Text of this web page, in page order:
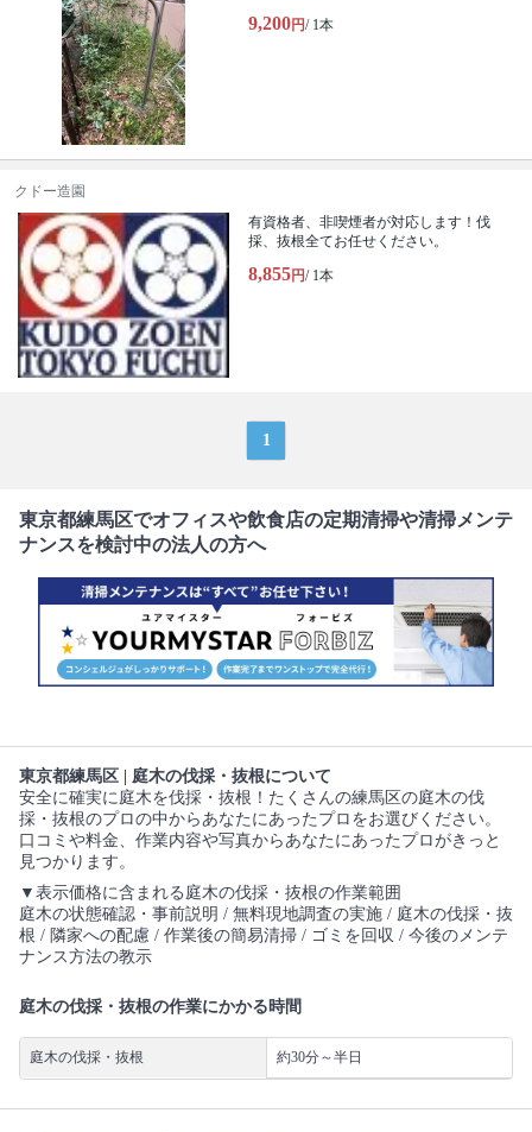
9,200円/ 1本
クドー造園
有資格者、非喫煙者が対応します！伐
採、抜根全てお任せください。
8,855円/ 1本
1
東京都練馬区でオフィスや飲食店の定期清掃や清掃メンテ
ナンスを検討中の法人の方へ
東京都練馬区 | 庭木の伐採・抜根について
安全に確実に庭木を伐採・抜根！たくさんの練馬区の庭木の伐
採・抜根のプロの中からあなたにあったプロをお選びください。
口コミや料金、作業内容や写真からあなたにあったプロがきっと
見つかります。
▼表示価格に含まれる庭木の伐採・抜根の作業範囲
庭木の状態確認・事前説明 / 無料現地調査の実施 / 庭木の伐採・抜
根 / 隣家への配慮 / 作業後の簡易清掃 / ゴミを回収 / 今後のメンテ
ナンス方法の教示
庭木の伐採・抜根の作業にかかる時間
庭木の伐採・抜根 約30分～半日